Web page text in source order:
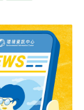
網報導）1300
遭濫倒有害事
噸，台南社大
電纜線絞碎料的
物泡在地表逕
除。市府表